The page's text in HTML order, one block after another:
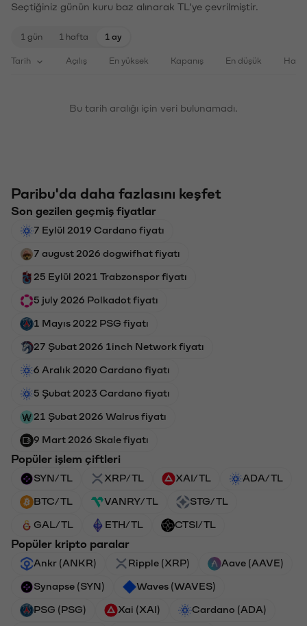
Seçtiğiniz günün kuru baz alınarak TL'ye çevrilmiştir.
1 gün 1 hafta 1 ay
Tarih Açılış En yüksek Kapanış En düşük
Bu tarih aralığı için veri bulunamadı.
Paribu'da daha fazlasını keşfet
Son gezilen geçmiş fiyatlar
7 Eylül 2019 Cardano fiyatı
7 august 2026 dogwifhat fiyatı
25 Eylül 2021 Trabzonspor fiyatı
5 july 2026 Polkadot fiyatı
1 Mayıs 2022 PSG fiyatı
27 Şubat 2026 1inch Network fiyatı
6 Aralık 2020 Cardano fiyatı
5 Şubat 2023 Cardano fiyatı
21 Şubat 2026 Walrus fiyatı
9 Mart 2026 Skale fiyatı
Popüler işlem çiftleri
SYN/TL XRP/TL XAI/TL ADA/TL
BTC/TL VANRY/TL STG/TL
GAL/TL ETH/TL CTSI/TL
Popüler kripto paralar
Ankr (ANKR) Ripple (XRP) Aave (AAVE)
Synapse (SYN) Waves (WAVES)
PSG (PSG) Xai (XAI) Cardano (ADA)